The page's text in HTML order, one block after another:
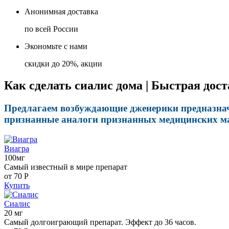
Анонимная доставка
по всей России
Экономьте с нами
скидки до 20%, акции
Как сделать сиалис дома | Быстрая
Предлагаем возбуждающие дженерики
признанные аналоги признанных медицинских
Виагра
100мг
Самый известный в мире препарат
от 70 Р
Купить
Сиалис
20 мг
Самый долгоиграющий препарат. Эффект до 36 часов.